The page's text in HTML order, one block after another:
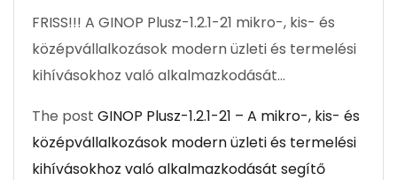
FRISS!!! A GINOP Plusz-1.2.1-21 mikro-, kis- és
középvállalkozások modern üzleti és termelési
kihívásokhoz való alkalmazkodását…
The post GINOP Plusz-1.2.1-21 – A mikro-, kis- és
középvállalkozások modern üzleti és termelési
kihívásokhoz való alkalmazkodását segítő